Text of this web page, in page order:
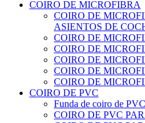
COIRO DE MICROFIBRA
COIRO DE
ASIENTOS DE
COIRO DE
COIRO DE
COIRO DE
COIRO DE
COIRO DE
COIRO DE PVC
Funda de coiro de
COIRO DE PVC